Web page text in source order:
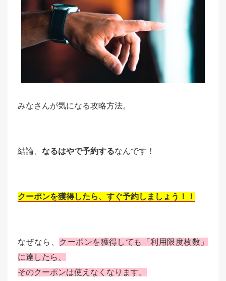
みなさんが気になる攻略方法。
結論、 なるはやで予約するなんです！
クーポンを獲得したら、すぐ予約しましょう！！
なぜなら、
クーポンを獲得しても「利用限度枚数」
に達したら、
そのクーポンは使えなくなります。